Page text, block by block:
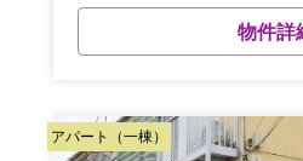
物件詳
アパート（一棟）